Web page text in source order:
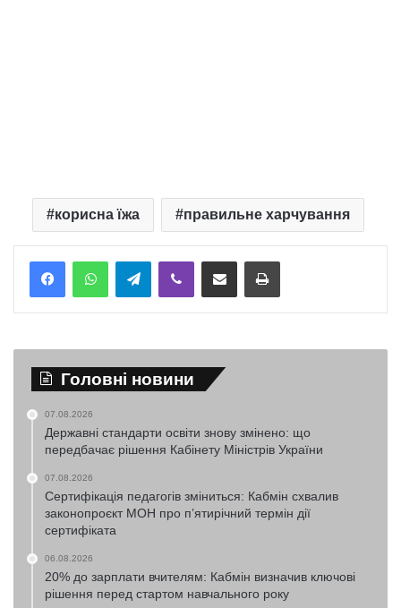
корисна їжа правильне харчування
TelegramViber Надіслати електронною поштоюНадрукувати
Головні новини
07.08.2026
Державні стандарти освіти знову змінено: що
передбачає рішення Кабінету Міністрів України
07.08.2026
Сертифікація педагогів зміниться: Кабмін схвалив
законопроєкт МОН про п’ятирічний термін дії
сертифіката
06.08.2026
20% до зарплати вчителям: Кабмін визначив ключові
рішення перед стартом навчального року